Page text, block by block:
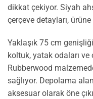
dikkat çekiyor. Siyah
çerçeve detayları,
Yaklaşık 75 cm
koltuk, yatak odaları
Rubberwood
sağlıyor. Depolama
aksesuar olarak öne